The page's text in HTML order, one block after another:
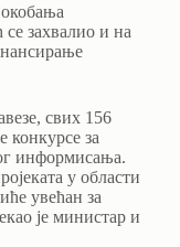
захвалио и на
свих 156
конкурсе за
информисања.
у области
увећан за
је министар и